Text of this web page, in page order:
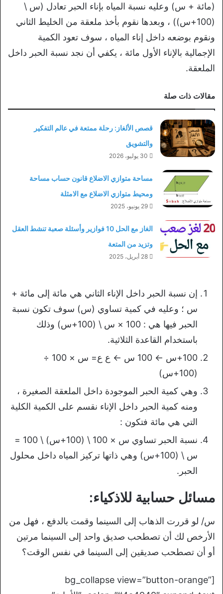
(مائة + س) وعليه نسبة المياه بإناء الحبر تعادل (س \
(100+س)) ، وبعدها نقوم بأخذ ملعقة من الخليط الثاني
ونقوم بوضعه داخل إناء المياه ، سوف تعود الكمية
الإجمالية بالإناء الأول مائة ، يكفي أن نجد نسبة الحبر داخل
الملعقة.
مقالات ذات صلة
قصص الألغاز: رحلة ممتعة في عالم التفكير
والتشويق
30 يوليو، 2026
مساحة متوازي الاضلاع قانون حساب مساحة
ومحيط متوازي الاضلاع مع الامثلة
29 يونيو، 2025
الغاز مع الحل 10 فوازير وأسئلة صعبة تنشط العقل
وتزيد من المتعة
28 أبريل، 2025
إن نسبة الحبر داخل الإناء الثاني هي مائة إلى مائة +
س ؛ وعليه في كمية تساوي (س) سوف تكون نسبة
الحبر فيها هي : 100 × س \ (100+س) وذلك
باستخدام القاعدة الثلاثية.
100+س ← 100 س ← ع ع= س × 100 ÷
(100+س)
وهي كمية الحبر الموجودة داخل الملعقة الصغيرة ،
ومنه كمية الحبر داخل الإناء نقسم على الكمية الكلية
التي هي مائة فتكون :
نسبة الحبر تساوي س × 100 \ (100+س) \ 100 =
س \ (100+س) وهي ذاتها تركيز المياه داخل محلول
الحبر.
مسائل حسابية للاذكياء:
س/ لو قررت الذهاب إلى السينما وقمت بالدفع ، فهل من
الأرخص لك أن تصطحب صديق واحد إلى السينما مرتين
أو أن تصطحب صديقين إلى السينما في نفس الوقت؟
[bg_collapse view=”button-orange”